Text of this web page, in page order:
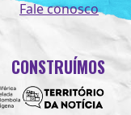
Fale conosco
CONSTRUÍMOS